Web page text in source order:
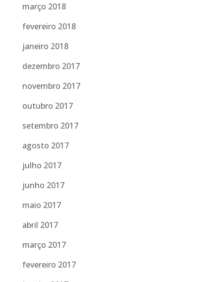
março 2018
fevereiro 2018
janeiro 2018
dezembro 2017
novembro 2017
outubro 2017
setembro 2017
agosto 2017
julho 2017
junho 2017
maio 2017
abril 2017
março 2017
fevereiro 2017